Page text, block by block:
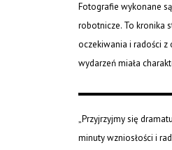
Fotografie wykonane
robotnicze. To kronika
oczekiwania i radości z
wydarzeń miała
„Przyjrzyjmy się
minuty wzniosłości i